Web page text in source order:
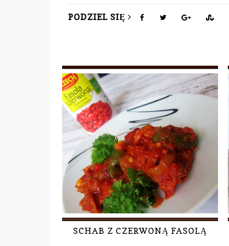
PODZIEL SIĘ
SCHAB Z CZERWONĄ FASOLĄ